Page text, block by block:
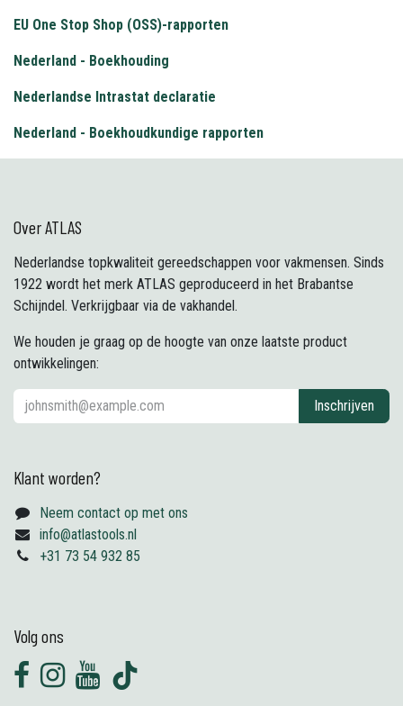
EU One Stop Shop (OSS)-rapporten
Nederland - Boekhouding
Nederlandse Intrastat declaratie
Nederland - Boekhoudkundige rapporten
Over ATLAS
Nederlandse topkwaliteit gereedschappen voor vakmensen. Sinds
1922 wordt het merk ATLAS geproduceerd in het Brabantse
Schijndel. Verkrijgbaar via de vakhandel.
We houden je graag op de hoogte van onze laatste product
ontwikkelingen:
Inschrijven
Klant worden?
Neem contact op met ons
info@atlastools.nl
+31 73 54 932 85
Volg ons